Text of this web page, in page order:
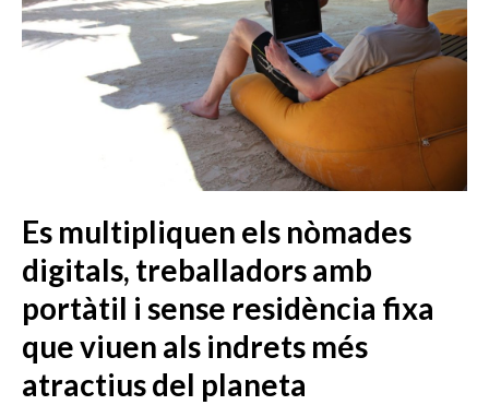
Es multipliquen els nòmades
digitals, treballadors amb
portàtil i sense residència fixa
que viuen als indrets més
atractius del planeta